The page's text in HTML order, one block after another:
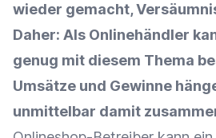
wieder gemacht,
Daher: Als Onlinehändler
genug mit diesem Thema
Umsätze und Gewinne
unmittelbar damit